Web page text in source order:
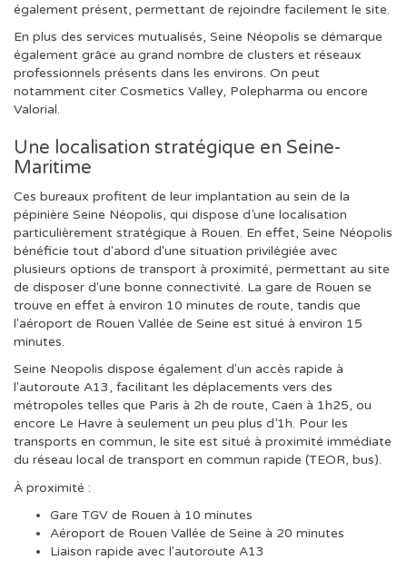
également présent, permettant de rejoindre facilement le site.
En plus des services mutualisés, Seine Néopolis se démarque
également grâce au grand nombre de clusters et réseaux
professionnels présents dans les environs. On peut
notamment citer Cosmetics Valley, Polepharma ou encore
Valorial.
Une localisation stratégique en Seine-
Maritime
Ces bureaux profitent de leur implantation au sein de la
pépinière Seine Néopolis, qui dispose d’une localisation
particulièrement stratégique à Rouen. En effet, Seine Néopolis
bénéficie tout d'abord d'une situation privilégiée avec
plusieurs options de transport à proximité, permettant au site
de disposer d'une bonne connectivité. La gare de Rouen se
trouve en effet à environ 10 minutes de route, tandis que
l'aéroport de Rouen Vallée de Seine est situé à environ 15
minutes.
Seine Neopolis dispose également d'un accès rapide à
l'autoroute A13, facilitant les déplacements vers des
métropoles telles que Paris à 2h de route, Caen à 1h25, ou
encore Le Havre à seulement un peu plus d’1h. Pour les
transports en commun, le site est situé à proximité immédiate
du réseau local de transport en commun rapide (TEOR, bus).
À proximité :
Gare TGV de Rouen à 10 minutes
Aéroport de Rouen Vallée de Seine à 20 minutes
Liaison rapide avec l'autoroute A13